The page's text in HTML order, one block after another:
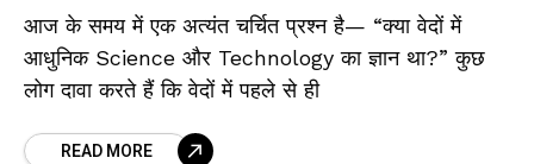
आज के समय में एक अत्यंत चर्चित प्रश्न है— “क्या वेदों में
आधुनिक Science और Technology का ज्ञान था?” कुछ
लोग दावा करते हैं कि वेदों में पहले से ही
READ MORE